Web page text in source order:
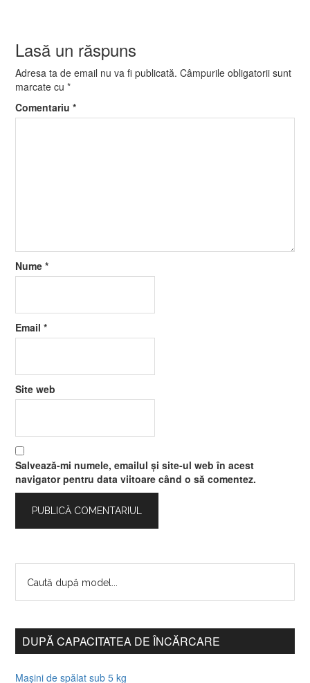
Lasă un răspuns
Adresa ta de email nu va fi publicată. Câmpurile obligatorii sunt
marcate cu*
Comentariu*
Nume*
Email*
Site web
Salvează-mi numele, emailul și site-ul web în acest
navigator pentru data viitoare când o să comentez.
DUPĂ CAPACITATEA DE ÎNCĂRCARE
Mașini de spălat sub 5 kg